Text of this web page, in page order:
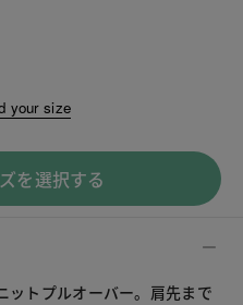
your size
を選択する
ットプルオーバー。肩先まで